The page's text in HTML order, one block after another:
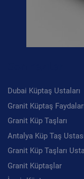
Dubai Küptaş Ustaları
Granit Küptaş
Granit Küp Taşları
Antalya Küp Taş
Granit Küp Taşları
Granit Küptaşlar